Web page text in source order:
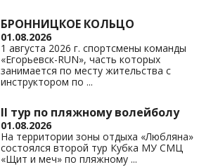
БРОННИЦКОЕ КОЛЬЦО
01.08.2026
1 августа 2026 г. спортсмены команды
«Егорьевск-RUN», часть которых
занимается по месту жительства с
инструктором по ...
II тур по пляжному волейболу
01.08.2026
На территории зоны отдыха «Любляна»
состоялся второй тур Кубка МУ СМЦ
«Щит и меч» по пляжному ...